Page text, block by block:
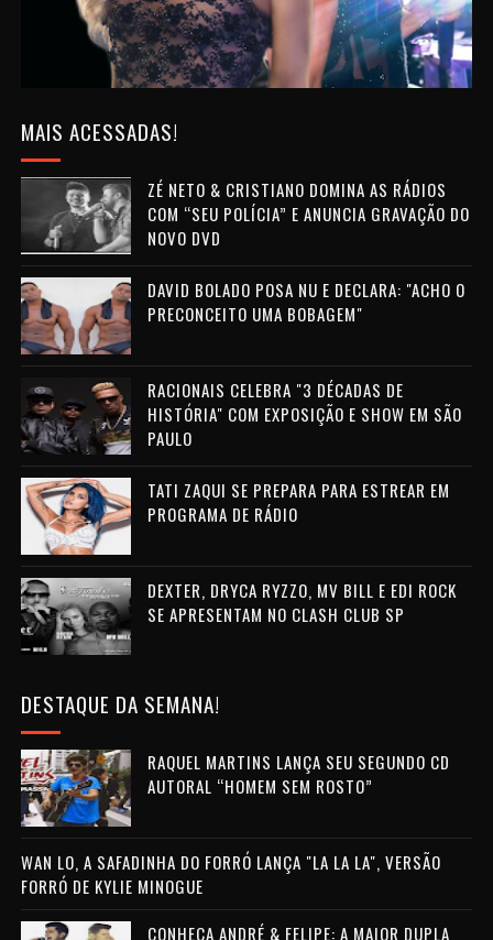
MAIS ACESSADAS!
ZÉ NETO & CRISTIANO DOMINA AS RÁDIOS
COM “SEU POLÍCIA” E ANUNCIA GRAVAÇÃO DO
NOVO DVD
DAVID BOLADO POSA NU E DECLARA: "ACHO O
PRECONCEITO UMA BOBAGEM"
RACIONAIS CELEBRA "3 DÉCADAS DE
HISTÓRIA" COM EXPOSIÇÃO E SHOW EM SÃO
PAULO
TATI ZAQUI SE PREPARA PARA ESTREAR EM
PROGRAMA DE RÁDIO
DEXTER, DRYCA RYZZO, MV BILL E EDI ROCK
SE APRESENTAM NO CLASH CLUB SP
DESTAQUE DA SEMANA!
RAQUEL MARTINS LANÇA SEU SEGUNDO CD
AUTORAL “HOMEM SEM ROSTO”
WAN LO, A SAFADINHA DO FORRÓ LANÇA "LA LA LA", VERSÃO
FORRÓ DE KYLIE MINOGUE
CONHEÇA ANDRÉ & FELIPE: A MAIOR DUPLA